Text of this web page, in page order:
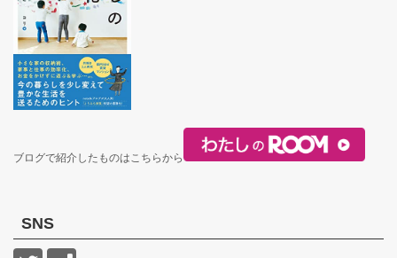
ブログで紹介したものはこちらから
SNS